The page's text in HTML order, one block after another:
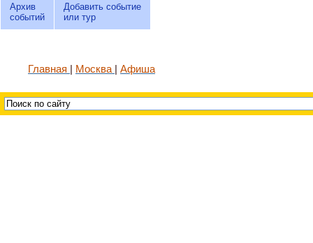
Архив
событий
Добавить событие
или тур
Главная Москва Афиша